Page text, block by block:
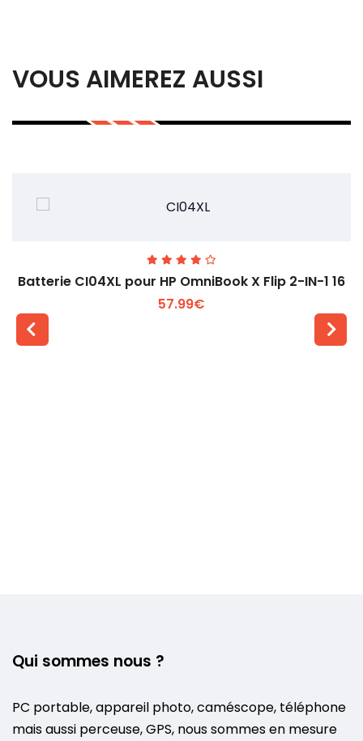
VOUS AIMEREZ AUSSI
Batterie CI04XL pour HP OmniBook X Flip 2-IN-1 16
57.99€
Qui sommes nous ?
PC portable, appareil photo, caméscope, téléphone
mais aussi perceuse, GPS, nous sommes en mesure